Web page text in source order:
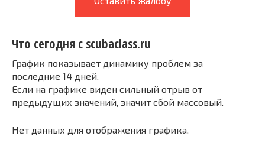
Что сегодня с scubaclass.ru
График показывает динамику проблем за
последние 14 дней.
Если на графике виден сильный отрыв от
предыдущих значений, значит сбой массовый.
Нет данных для отображения графика.